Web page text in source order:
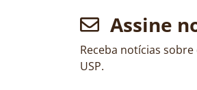
Assine
Receba notícias
USP.